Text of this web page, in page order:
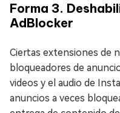
Forma 3.
AdBlocker
Ciertas extensiones de
bloqueadores de
videos y el audio de
anuncios a veces